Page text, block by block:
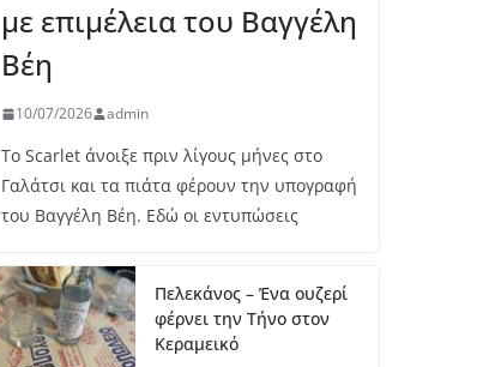
με επιμέλεια του Βαγγέλη
Βέη
10/07/2026 admin
Το Scarlet άνοιξε πριν λίγους μήνες στο
Γαλάτσι και τα πιάτα φέρουν την υπογραφή
του Βαγγέλη Βέη. Εδώ οι εντυπώσεις
Πελεκάνος – Ένα ουζερί
φέρνει την Τήνο στον
Κεραμεικό